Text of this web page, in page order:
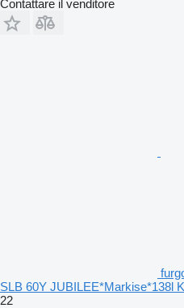
Contattare il venditore
SLB 60Y JUBILEE*Markise*138l
22